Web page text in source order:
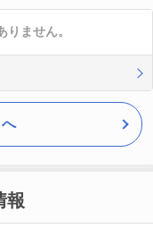
ません。
報